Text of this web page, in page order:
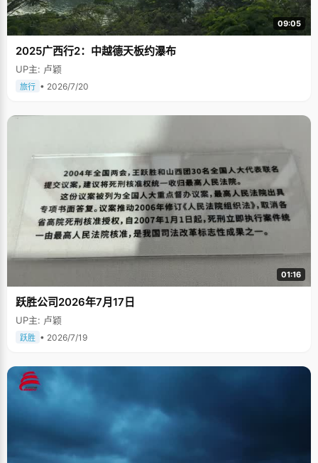
09:05
2025广西行2：中越德天板约瀑布
UP主: 卢颖
旅行 • 2026/7/20
01:16
跃胜公司2026年7月17日
UP主: 卢颖
跃胜 • 2026/7/19